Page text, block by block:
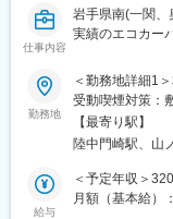
スタッフ（R
へステップアッ
入社後1年で店
■組織構成：
1店舗あたり店
変更の範囲：会
7/14（火）17:00
7/16（木）
7/21（火）
7/23（木）
7/28（火）17:00
7/30（木）17:00
※ご応募時、参
■具体的には：
仕事内容
岩手県南(一関、
実績のエコカー
スタッフのや
■主な業務内容
・自動車の点検
・洗車、コー
車準備
配属先は、一
ク」ブランドの
勤務地
＜勤務地詳細1
受動喫煙対策：
ター店住所：岩
面禁煙変更の範
【最寄り駅】
陸中門崎駅、山
給与
＜予定年収＞
月額（基本給）